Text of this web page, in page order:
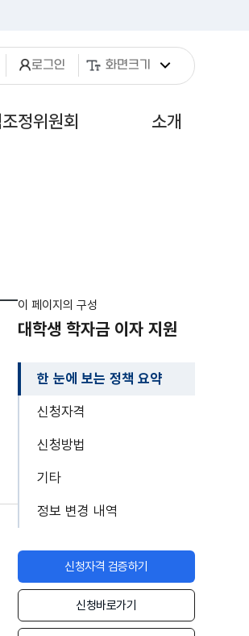
로그인 화면크기
정위원회 소개
이 페이지의 구성
대학생 학자금 이자 지원
한 눈에 보는 정책 요약
신청자격
신청방법
기타
정보 변경 내역
신청자격 검증하기
신청바로가기